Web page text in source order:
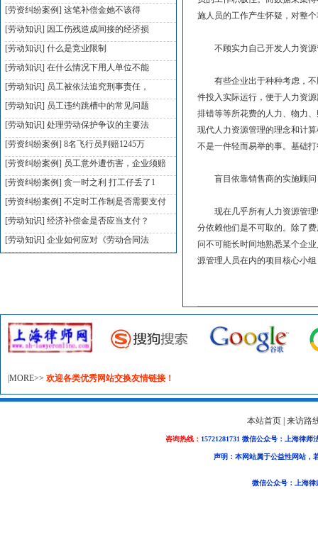
[劳资纠纷案例] 这笔补偿金她不该得
[劳动知识] 因工伤残造成间接的经济损
[劳动知识] 什么是竞业限制
[劳动知识] 在什么情况下用人单位不能
[劳动知识] 员工被依法追究刑事责任，
[劳动知识] 员工违约跳槽中的常见问题
[劳动知识] 处理劳动保护争议的主要法
[劳资纠纷案例] 8名飞行员判赔1245万
[劳资纠纷案例] 员工意外遭伤害，企业须赔
[劳资纠纷案例] 贪一时之利 打工仔丢了1
[劳资纠纷案例] 不定时工作制是否需要支付
[劳动知识] 经济补偿金是否应当支付？
[劳动知识] 企业如何应对《劳动合同法
施人员的工作产生怀疑，对整
不顾实力自己开发人力资源
有些企业出于种种考虑，不
件投入实际运行，便于人力资
排错等等所花费的人力、物力
现代人力资源管理的理念和计
不是一件轻而易举的事。基础
盲目依靠销售商的实施顾问
现在几乎所有人力资源管理
分依赖他们是不可取的。除了
问不可能长时间地熟悉某个企
源管理人员在内的项目核心小
|MORE>> 欢迎各类优秀网站交换友情链接！
本站首页 来访路
咨询热线： 15721281731 微信公众号：上海律师
声明：本网站属于公益性网站，
微信公众号：上海